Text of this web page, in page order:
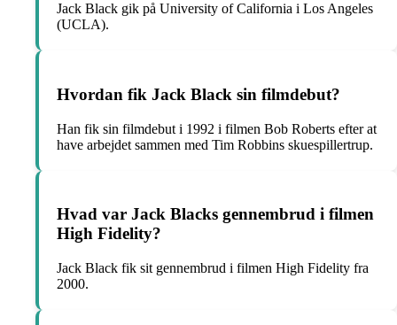
Jack Black gik på University of California i Los Angeles
(UCLA).
Hvordan fik Jack Black sin filmdebut?
Han fik sin filmdebut i 1992 i filmen Bob Roberts efter at
have arbejdet sammen med Tim Robbins skuespillertrup.
Hvad var Jack Blacks gennembrud i filmen
High Fidelity?
Jack Black fik sit gennembrud i filmen High Fidelity fra
2000.